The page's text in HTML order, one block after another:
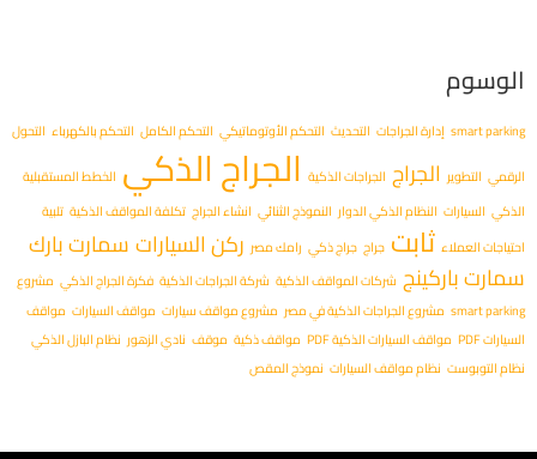
الوسوم
smart parking إدارة الجراجات التحديث التحكم الأوتوماتيكي التحكم الكامل التحكم بالكهرباء التحول
الرقمي التطوير الجراج الجراجات الذكية الجراج الذكي الخطط المستقبلية
الذكي السيارات النظام الذكي الدوار النموذج الثنائي انشاء الجراج تكلفة المواقف الذكية تلبية
احتياجات العملاء ثابت جراج جراج ذكي رامك مصر ركن السياراتسمارت بارك
سمارت باركينج شركات المواقف الذكية شركة الجراجات الذكية فكرة الجراج الذكي مشروع
smart parking مشروع الجراجات الذكية في مصر مشروع مواقف سيارات مواقف السيارات مواقف
السيارات PDF
مواقف السيارات الذكية PDF مواقف ذكية موقف نادي الزهور نظام البازل الذكي
نظام التوبوست نظام مواقف السيارات نموذج المقص